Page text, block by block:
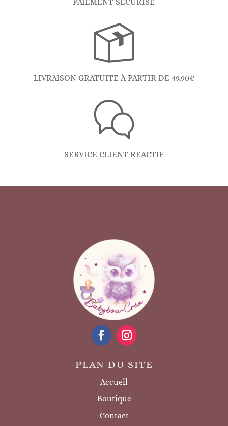
LIVRAISON GRATUITE À PARTIR DE 49,90€
SERVICE CLIENT REACTIF
PLAN DU SITE
Accueil
Boutique
Contact